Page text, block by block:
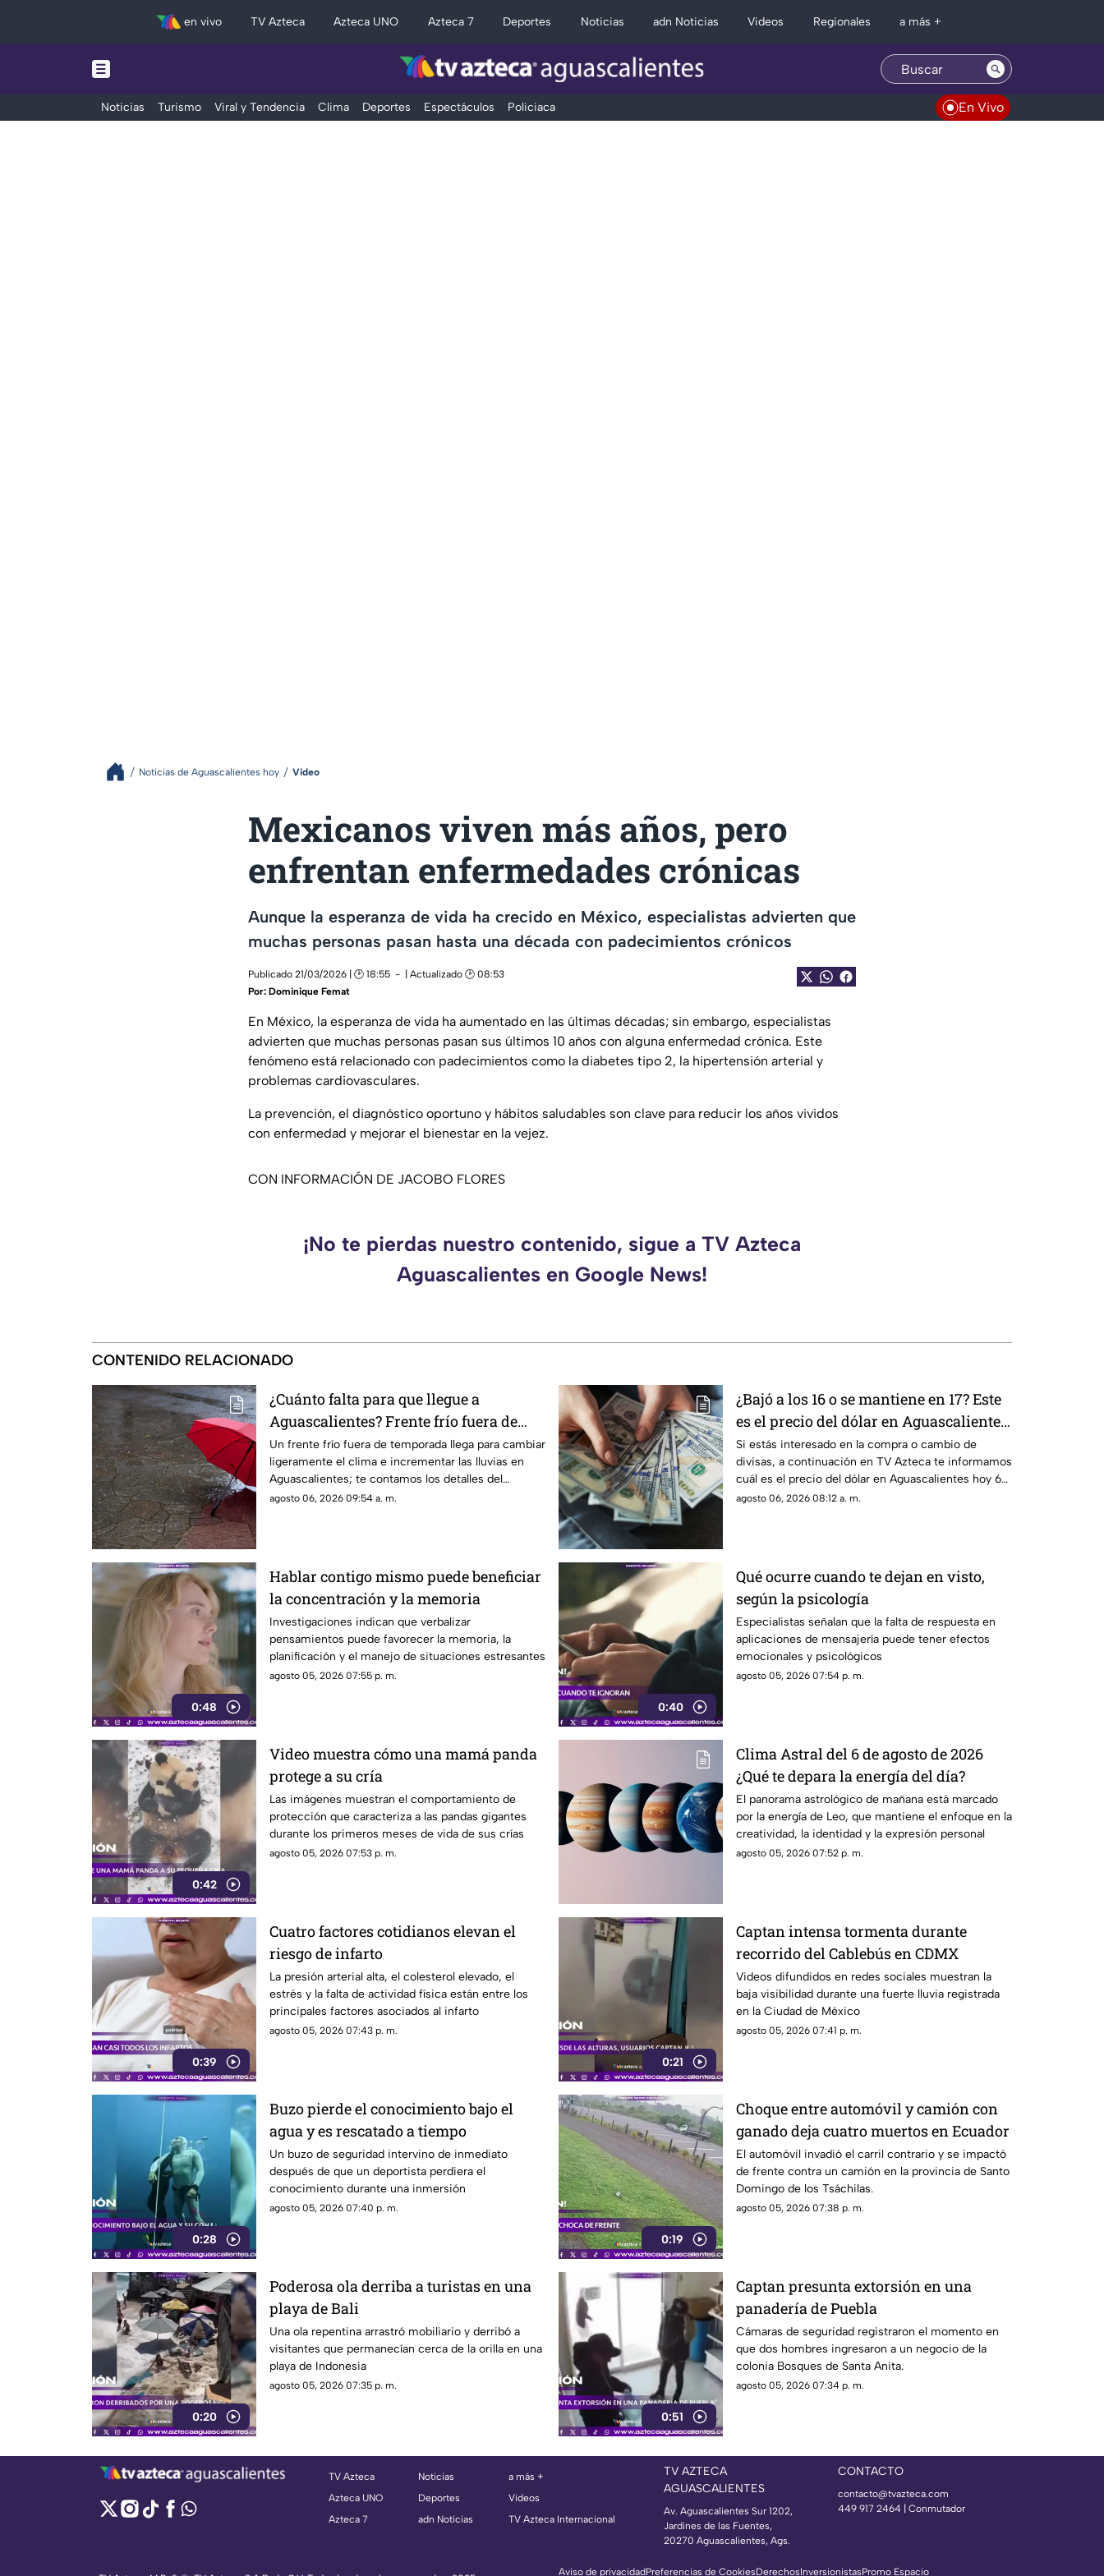
en vivo TV Azteca Azteca UNO Azteca 7 Deportes Noticias adn Noticias Videos Regionales a más +
Noticias Turismo Viral y Tendencia Clima Deportes Espectáculos Policiaca En Vivo
Noticias de Aguascalientes hoy Video
Mexicanos viven más años, pero
enfrentan enfermedades crónicas
Aunque la esperanza de vida ha crecido en México, especialistas advierten que
muchas personas pasan hasta una década con padecimientos crónicos
Publicado 21/03/2026 | 🕑 18:55
| Actualizado 🕑 08:53
Por: Dominique Femat
En México, la esperanza de vida ha aumentado en las últimas décadas; sin embargo, especialistas
advierten que muchas personas pasan sus últimos 10 años con alguna enfermedad crónica. Este
fenómeno está relacionado con padecimientos como la diabetes tipo 2, la hipertensión arterial y
problemas cardiovasculares.
La prevención, el diagnóstico oportuno y hábitos saludables son clave para reducir los años vividos
con enfermedad y mejorar el bienestar en la vejez.
CON INFORMACIÓN DE JACOBO FLORES
¡No te pierdas nuestro contenido, sigue a TV Azteca
Aguascalientes en Google News!
CONTENIDO RELACIONADO
¿Cuánto falta para que llegue a
Aguascalientes? Frente frío fuera de
temporada afectará en agosto 2026
Un frente frío fuera de temporada llega para cambiar
ligeramente el clima e incrementar las lluvias en
Aguascalientes; te contamos los detalles del
pronóstico
agosto 06, 2026 09:54 a. m.
¿Bajó a los 16 o se mantiene en 17? Este
es el precio del dólar en Aguascalientes
hoy 6 de agosto de 2026
Si estás interesado en la compra o cambio de
divisas, a continuación en TV Azteca te informamos
cuál es el precio del dólar en Aguascalientes hoy 6
de agosto
agosto 06, 2026 08:12 a. m.
0:48
Hablar contigo mismo puede beneficiar
la concentración y la memoria
Investigaciones indican que verbalizar
pensamientos puede favorecer la memoria, la
planificación y el manejo de situaciones estresantes
agosto 05, 2026 07:55 p. m.
0:40
Qué ocurre cuando te dejan en visto,
según la psicología
Especialistas señalan que la falta de respuesta en
aplicaciones de mensajería puede tener efectos
emocionales y psicológicos
agosto 05, 2026 07:54 p. m.
0:42
Video muestra cómo una mamá panda
protege a su cría
Las imágenes muestran el comportamiento de
protección que caracteriza a las pandas gigantes
durante los primeros meses de vida de sus crías
agosto 05, 2026 07:53 p. m.
Clima Astral del 6 de agosto de 2026
¿Qué te depara la energía del día?
El panorama astrológico de mañana está marcado
por la energía de Leo, que mantiene el enfoque en la
creatividad, la identidad y la expresión personal
agosto 05, 2026 07:52 p. m.
0:39
Cuatro factores cotidianos elevan el
riesgo de infarto
La presión arterial alta, el colesterol elevado, el
estrés y la falta de actividad física están entre los
principales factores asociados al infarto
agosto 05, 2026 07:43 p. m.
0:21
Captan intensa tormenta durante
recorrido del Cablebús en CDMX
Videos difundidos en redes sociales muestran la
baja visibilidad durante una fuerte lluvia registrada
en la Ciudad de México
agosto 05, 2026 07:41 p. m.
0:28
Buzo pierde el conocimiento bajo el
agua y es rescatado a tiempo
Un buzo de seguridad intervino de inmediato
después de que un deportista perdiera el
conocimiento durante una inmersión
agosto 05, 2026 07:40 p. m.
0:19
Choque entre automóvil y camión con
ganado deja cuatro muertos en Ecuador
El automóvil invadió el carril contrario y se impactó
de frente contra un camión en la provincia de Santo
Domingo de los Tsáchilas.
agosto 05, 2026 07:38 p. m.
0:20
Poderosa ola derriba a turistas en una
playa de Bali
Una ola repentina arrastró mobiliario y derribó a
visitantes que permanecían cerca de la orilla en una
playa de Indonesia
agosto 05, 2026 07:35 p. m.
0:51
Captan presunta extorsión en una
panadería de Puebla
Cámaras de seguridad registraron el momento en
que dos hombres ingresaron a un negocio de la
colonia Bosques de Santa Anita.
agosto 05, 2026 07:34 p. m.
TV Azteca
Azteca UNO
Azteca 7
Noticias
Deportes
adn Noticias
a más +
Videos
TV Azteca Internacional
TV AZTECA
AGUASCALIENTES
Av. Aguascalientes Sur 1202,
Jardines de las Fuentes,
20270 Aguascalientes, Ags.
CONTACTO
contacto@tvazteca.com
449 917 2464 | Conmutador
Aviso de privacidadPreferencias de CookiesDerechosInversionistasPromo Espacio